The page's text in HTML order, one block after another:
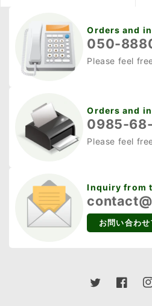
さらに、一度通った道を
覚える学習能力も高いの
で、侵入箇所を特定して
が求められます。イノシ
シがどういったポイント
を狙いやすいのか理解し
ておくことが、被害軽減
う。 イノシシを寄せ付け
ないための環境対策 イノ
シシが近寄りにくい環境
を整えるには、餌になる
地の悪い状況を作ること
Orders and
050-
Please feel
Orders and
0985-
Please feel
Inquiry from
お問い合わ
Twitter